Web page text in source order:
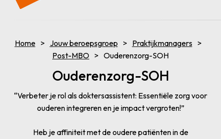
Home Jouw beroepsgroep
Praktijkmanagers
Post-MBO
Ouderenzorg-SOH
Ouderenzorg-SOH
“Verbeter je rol als doktersassistent: Essentiële zorg voor
ouderen integreren en je impact vergroten!”
Heb je affiniteit met de oudere patiënten in de